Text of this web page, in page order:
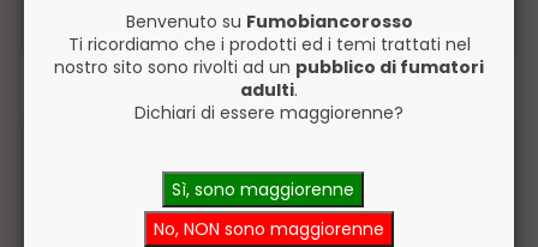
ACQUISTA 8,90€
Benvenuto su Fumobiancorosso
Ti ricordiamo che i prodotti ed i temi trattati nel
nostro sito sono rivolti ad un pubblico di fumatori
adulti.
Dichiari di essere maggiorenne?
Sì, sono maggiorenne
No, NON sono maggiorenne